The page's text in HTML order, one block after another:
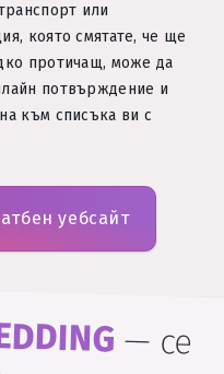
или
която смятате, че ще
протичащ, може да
потвърждение и
към списъка ви с
уебсайт
— се
помни лесно и е още по-